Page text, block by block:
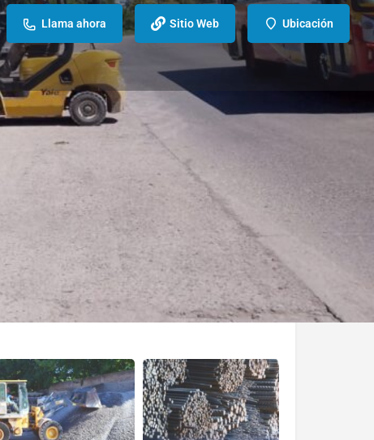
Llama ahora Sitio Web Ubicación
Compartir
hours today: 8:00 AM - 12:30 PM, 2:00 PM - 6:30 PM